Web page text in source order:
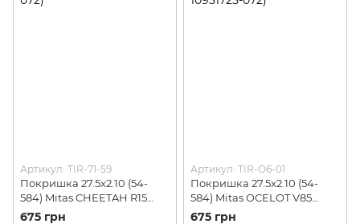
Артикул: TIR-71-59
Покришка 27.5x2.10 (54-
584) Mitas CHEETAH R15
черная (5-10951744-072)
675 грн
Артикул: TIR-O6-01
Покришка 27.5x2.10 (54-
584) Mitas OCELOT V85
Classic, черная (5-10951725-
675 грн